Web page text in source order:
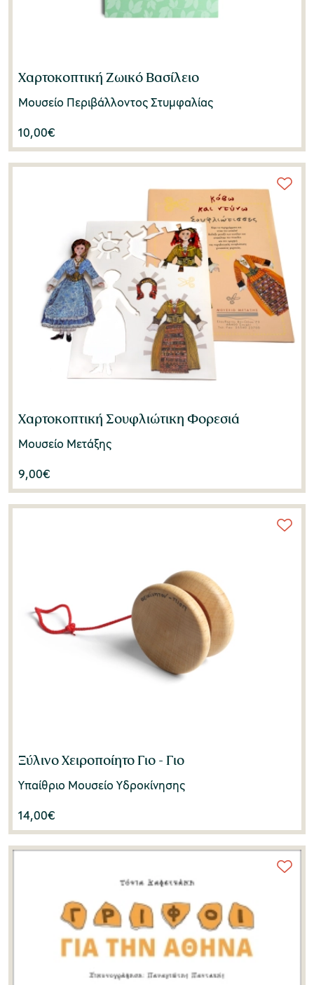
Χαρτοκοπτική Ζωικό Βασίλειο
Μουσείο Περιβάλλοντος Στυμφαλίας
10,00€
Χαρτοκοπτική Σουφλιώτικη Φορεσιά
Μουσείο Μετάξης
9,00€
Ξύλινο Χειροποίητο Γιο - Γιο
Υπαίθριο Μουσείο Υδροκίνησης
14,00€